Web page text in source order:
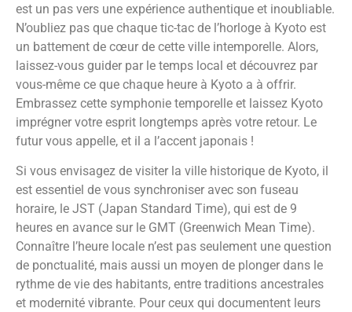
est un pas vers une expérience authentique et inoubliable.
N’oubliez pas que chaque tic-tac de l’horloge à Kyoto est
un battement de cœur de cette ville intemporelle. Alors,
laissez-vous guider par le temps local et découvrez par
vous-même ce que chaque heure à Kyoto a à offrir.
Embrassez cette symphonie temporelle et laissez Kyoto
imprégner votre esprit longtemps après votre retour. Le
futur vous appelle, et il a l’accent japonais !
Si vous envisagez de visiter la ville historique de Kyoto, il
est essentiel de vous synchroniser avec son fuseau
horaire, le JST (Japan Standard Time), qui est de 9
heures en avance sur le GMT (Greenwich Mean Time).
Connaître l’heure locale n’est pas seulement une question
de ponctualité, mais aussi un moyen de plonger dans le
rythme de vie des habitants, entre traditions ancestrales
et modernité vibrante. Pour ceux qui documentent leurs